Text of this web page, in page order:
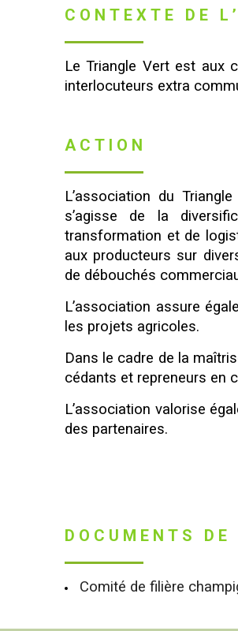
CONTEXTE DE
Le Triangle Vert est aux
interlocuteurs extra
ACTION
L’association du
s’agisse de la
transformation et de
aux producteurs sur
de débouchés
L’association assure
les projets agricoles.
Dans le cadre de la
cédants et repreneurs en
L’association valorise
des partenaires.
DOCUMENTS
Comité de filière